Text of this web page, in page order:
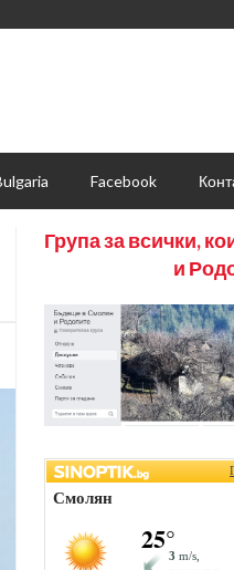
Facebook
Група за всички,
и